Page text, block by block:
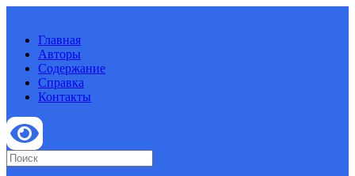
Главная
Авторы
Содержание
Справка
Контакты